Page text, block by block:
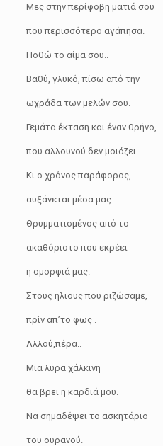
Μες στην περίφοβη ματιά σου
που περισσότερο αγάπησα.
Ποθώ το αίμα σου..
Βαθύ, γλυκό, πίσω από την
ωχράδα των μελών σου.
Γεμάτα έκταση και έναν θρήνο,
που αλλουνού δεν μοιάζει..
Κι ο χρόνος παράφορος,
αυξάνεται μέσα μας.
Θρυμματισμένος από το
ακαθόριστο που εκρέει
η ομορφιά μας.
Στους ήλιους που ριζώσαμε,
πρίν απ’το φως .
Αλλού,πέρα..
Μια λύρα χάλκινη
θα βρει η καρδιά μου.
Να σημαδέψει το ασκητάριο
του ουρανού.